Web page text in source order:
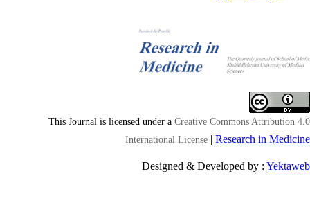
This Journal is licensed under aCreative Commons Attribution
International License|Research in
Designed & Developed by :